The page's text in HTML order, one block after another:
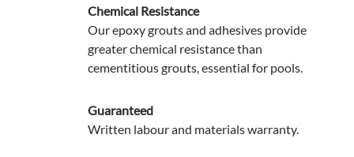
Chemical Resistance
Our epoxy grouts and adhesives provide
greater chemical resistance than
cementitious grouts, essential for pools.
Guaranteed
Written labour and materials warranty.